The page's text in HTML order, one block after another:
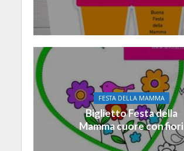
FESTA DELLA MAMMA
Biglietto Festa della
Mamma cuore con fiori